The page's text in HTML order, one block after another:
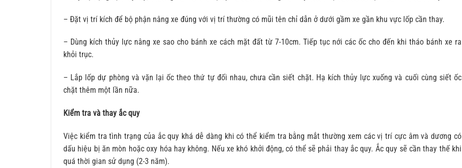
– Đặt vị trí kích để bộ phận nâng xe đúng với vị trí thường có mũi tên chỉ dẫn ở dưới gầm xe gần khu vực lốp cần thay.
– Dùng kích thủy lực nâng xe sao cho bánh xe cách mặt đất từ 7-10cm. Tiếp tục nới các ốc cho đến khi tháo bánh xe ra
khỏi trục.
– Lắp lốp dự phòng và vặn lại ốc theo thứ tự đối nhau, chưa cần siết chặt. Hạ kích thủy lực xuống và cuối cùng siết ốc
chặt thêm một lần nữa.
Kiểm tra và thay ắc quy
Việc kiểm tra tình trạng của ắc quy khá dễ dàng khi có thể kiểm tra bằng mắt thường xem các vị trí cực âm và dương có
dấu hiệu bị ăn mòn hoặc oxy hóa hay không. Nếu xe khó khởi động, có thể sẽ phải thay ắc quy. Ắc quy sẽ cần thay thế khi
quá thời gian sử dụng (2-3 năm).